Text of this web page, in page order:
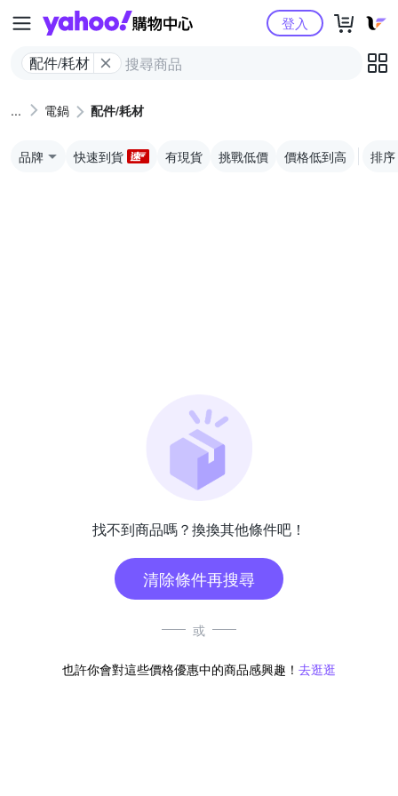
Yahoo購物中心
配件/耗材
登入
電鍋 配件/耗材
品牌 快速到貨 有現貨 挑戰低價 價格低到高 排序
找不到商品嗎？換換其他條件吧！
清除條件再搜尋
或
也許你會對這些價格優惠中的商品感興趣！ 去逛逛